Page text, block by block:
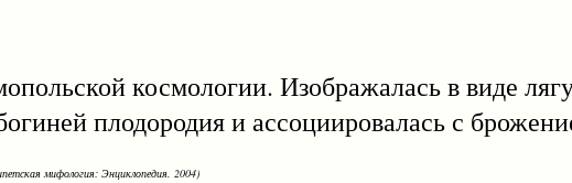
космологии. Изображалась в виде
плодородия и ассоциировалась с
мифология: Энциклопедия. 2004)